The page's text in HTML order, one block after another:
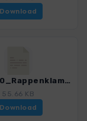
Download
Karw_20_Rappenklammspitze_4484_11.gpx
55.66 KB
Download